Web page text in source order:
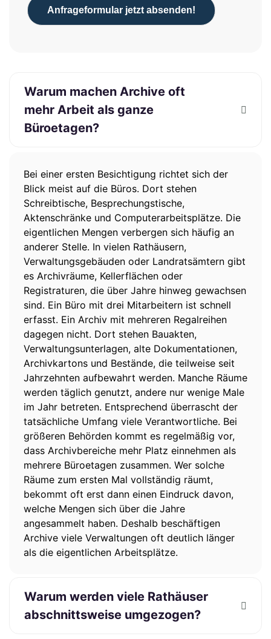
Anfrageformular jetzt absenden!
Warum machen Archive oft
mehr Arbeit als ganze
Büroetagen?
Bei einer ersten Besichtigung richtet sich der
Blick meist auf die Büros. Dort stehen
Schreibtische, Besprechungstische,
Aktenschränke und Computerarbeitsplätze. Die
eigentlichen Mengen verbergen sich häufig an
anderer Stelle. In vielen Rathäusern,
Verwaltungsgebäuden oder Landratsämtern gibt
es Archivräume, Kellerflächen oder
Registraturen, die über Jahre hinweg gewachsen
sind. Ein Büro mit drei Mitarbeitern ist schnell
erfasst. Ein Archiv mit mehreren Regalreihen
dagegen nicht. Dort stehen Bauakten,
Verwaltungsunterlagen, alte Dokumentationen,
Archivkartons und Bestände, die teilweise seit
Jahrzehnten aufbewahrt werden. Manche Räume
werden täglich genutzt, andere nur wenige Male
im Jahr betreten. Entsprechend überrascht der
tatsächliche Umfang viele Verantwortliche. Bei
größeren Behörden kommt es regelmäßig vor,
dass Archivbereiche mehr Platz einnehmen als
mehrere Büroetagen zusammen. Wer solche
Räume zum ersten Mal vollständig räumt,
bekommt oft erst dann einen Eindruck davon,
welche Mengen sich über die Jahre
angesammelt haben. Deshalb beschäftigen
Archive viele Verwaltungen oft deutlich länger
als die eigentlichen Arbeitsplätze.
Warum werden viele Rathäuser
abschnittsweise umgezogen?